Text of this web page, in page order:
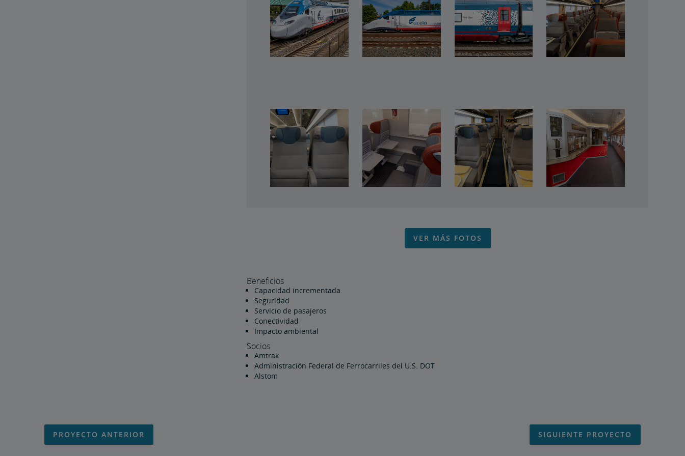
como asientos de cuero reciclado. Para mayor comodidad y seguridad, un sistema de reservas avanzado
permitirá a los clientes reservar sus asientos antes de la salida. A los clientes se les asignará automáticamente
un asiento al momento del pago y podrán cambiarlo mediante un mapa interactivo de trenes y asientos en la
app de Amtrak o en Amtrak.com. Entre las comodidades sin contacto se incluyen baños amplios, funciones sin
contacto y puertas automáticas. ¿Y qué sería del viaje en tren sin tomarse un momento para disfrutar de unos
experiencia de viaje segura, cómoda y conveniente. Ya sea que viaje por trabajo, por unas vacaciones en familia
o simplemente para disfrutar de una escapada de un día, esperamos que elija Acela para satisfacer sus
necesidades de viaje. Acompáñenos para descubrir el futuro de los viajes con Amtrak. Más información.
Texto en pantalla
: Para obtener más información, visite amtrak.com/FutureofRail
VER MÁS FOTOS
Beneficios
Capacidad incrementada
Seguridad
Servicio de pasajeros
Conectividad
Impacto ambiental
Socios
Amtrak
Administración Federal de Ferrocarriles del U.S. DOT
Alstom
PROYECTO ANTERIOR SIGUIENTE PROYECTO